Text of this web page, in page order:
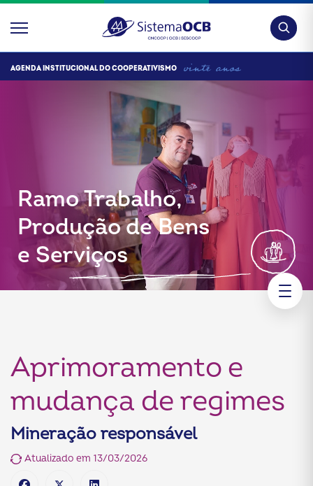
AGENDA INSTITUCIONAL DO COOPERATIVISMO
Ramo Trabalho,
Produção de Bens
e Serviços
Aprimoramento e
mudança de regimes
Mineração responsável
Atualizado em 13/03/2026